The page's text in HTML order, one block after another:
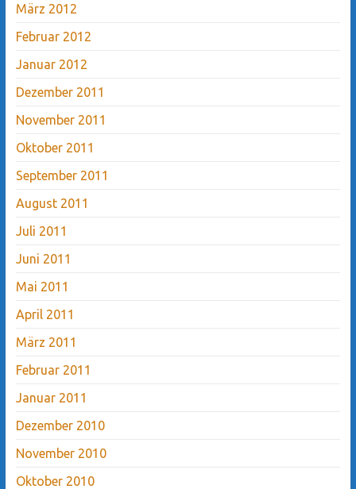
März 2012
Februar 2012
Januar 2012
Dezember 2011
November 2011
Oktober 2011
September 2011
August 2011
Juli 2011
Juni 2011
Mai 2011
April 2011
März 2011
Februar 2011
Januar 2011
Dezember 2010
November 2010
Oktober 2010